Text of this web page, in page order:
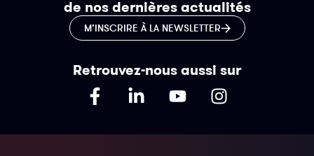
de nos dernières actualités
M’INSCRIRE À LA NEWSLETTER
Retrouvez-nous aussi sur